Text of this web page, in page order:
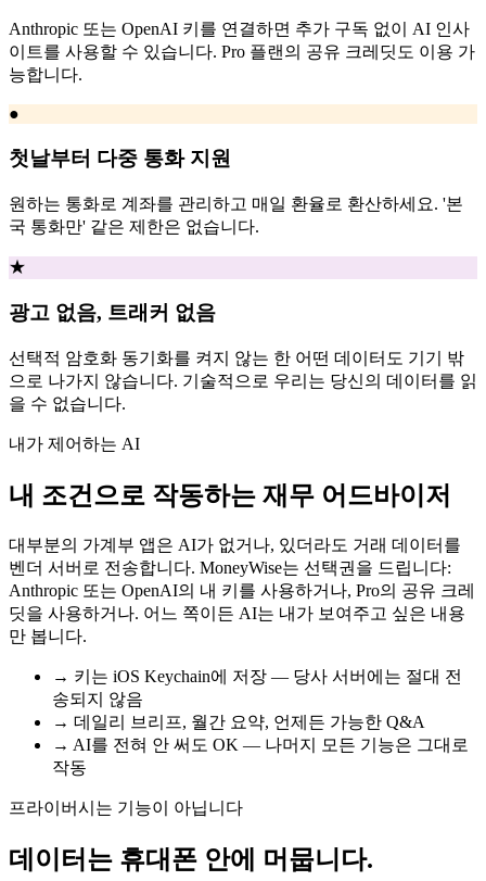
Anthropic 또는 OpenAI 키를 연결하면 추가 구독 없이 AI 인사
이트를 사용할 수 있습니다. Pro 플랜의 공유 크레딧도 이용 가
능합니다.
●
첫날부터 다중 통화 지원
원하는 통화로 계좌를 관리하고 매일 환율로 환산하세요. '본
국 통화만' 같은 제한은 없습니다.
★
광고 없음, 트래커 없음
선택적 암호화 동기화를 켜지 않는 한 어떤 데이터도 기기 밖
으로 나가지 않습니다. 기술적으로 우리는 당신의 데이터를 읽
을 수 없습니다.
내가 제어하는 AI
내 조건으로 작동하는 재무 어드바이저
대부분의 가계부 앱은 AI가 없거나, 있더라도 거래 데이터를
벤더 서버로 전송합니다. MoneyWise는 선택권을 드립니다:
Anthropic 또는 OpenAI의 내 키를 사용하거나, Pro의 공유 크레
딧을 사용하거나. 어느 쪽이든 AI는 내가 보여주고 싶은 내용
만 봅니다.
→ 키는 iOS Keychain에 저장 — 당사 서버에는 절대 전
송되지 않음
→ 데일리 브리프, 월간 요약, 언제든 가능한 Q&A
→ AI를 전혀 안 써도 OK — 나머지 모든 기능은 그대로
작동
프라이버시는 기능이 아닙니다
데이터는 휴대폰 안에 머뭅니다.